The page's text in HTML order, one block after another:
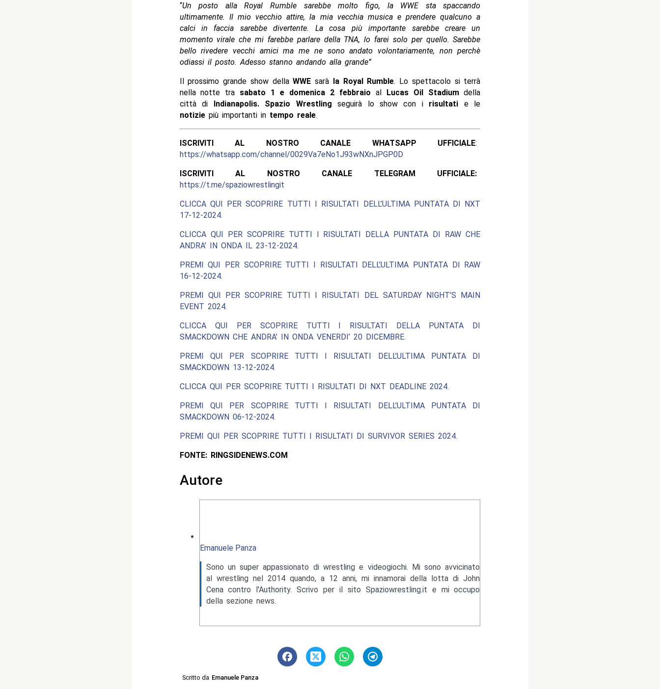
“Un posto alla Royal Rumble sarebbe molto figo, la WWE sta spaccando
ultimamente. Il mio vecchio attire, la mia vecchia musica e prendere qualcuno a
calci in faccia sarebbe divertente. La cosa più importante sarebbe creare un
momento virale che mi farebbe parlare della TNA, lo farei solo per quello. Sarebbe
bello rivedere vecchi amici ma me ne sono andato volontariamente, non perchè
odiassi il posto. Adesso stanno andando alla grande”
Il prossimo grande show dellaWWE sarà la Royal Rumble. Lo spettacolo si terrà
nella notte tra sabato 1 e domenica 2 febbraio alLucas Oil Stadiumdella
città di Indianapolis. Spazio Wrestling seguirà lo show con i risultati e le
notiziepiù importanti in tempo reale.
ISCRIVITI AL NOSTRO CANALE WHATSAPP UFFICIALE:
https://whatsapp.com/channel/0029Va7eNo1J93wNXnJPGP0D
ISCRIVITI AL NOSTRO CANALE TELEGRAM UFFICIALE:
https://t.me/spaziowrestlingit
CLICCA QUI PER SCOPRIRE TUTTI I RISULTATI DELL’ULTIMA PUNTATA DI NXT
17-12-2024.
CLICCA QUI PER SCOPRIRE TUTTI I RISULTATI DELLA PUNTATA DI RAW CHE
ANDRA’ IN ONDA IL 23-12-2024.
PREMI QUI PER SCOPRIRE TUTTI I RISULTATI DELL’ULTIMA PUNTATA DI RAW
16-12-2024.
PREMI QUI PER SCOPRIRE TUTTI I RISULTATI DEL SATURDAY NIGHT’S MAIN
EVENT 2024.
CLICCA QUI PER SCOPRIRE TUTTI I RISULTATI DELLA PUNTATA DI
SMACKDOWN CHE ANDRA’ IN ONDA VENERDI’ 20 DICEMBRE.
PREMI QUI PER SCOPRIRE TUTTI I RISULTATI DELL’ULTIMA PUNTATA DI
SMACKDOWN 13-12-2024.
CLICCA QUI PER SCOPRIRE TUTTI I RISULTATI DI NXT DEADLINE 2024.
PREMI QUI PER SCOPRIRE TUTTI I RISULTATI DELL’ULTIMA PUNTATA DI
SMACKDOWN 06-12-2024.
PREMI QUI PER SCOPRIRE TUTTI I RISULTATI DI SURVIVOR SERIES 2024.
FONTE: RINGSIDENEWS.COM
Autore
Emanuele Panza
Sono un super appassionato di wrestling e videogiochi. Mi sono avvicinato
al wrestling nel 2014 quando, a 12 anni, mi innamorai della lotta di John
Cena contro l'Authority. Scrivo per il sito Spaziowrestling.it e mi occupo
della sezione news.
Scritto da Emanuele Panza